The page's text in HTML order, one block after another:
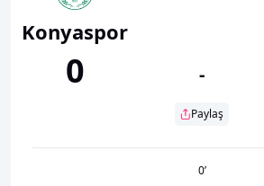
Konyaspor
0 -
Paylaş
0’